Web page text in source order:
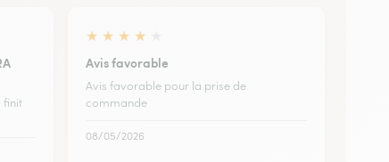
finit
★ ★ ★ ★
Avis favorable
Avis favorable pour la prise de
commande
08/05/2026